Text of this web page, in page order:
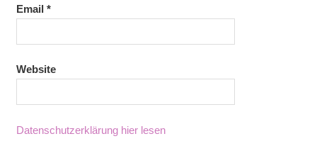
Email *
Website
Datenschutzerklärung hier lesen